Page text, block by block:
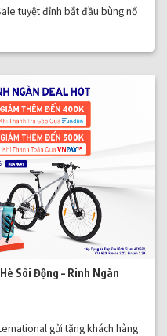
tuyệt đỉnh bắt đầu bùng nổ
Sôi Động – Rinh Ngàn
gửi tặng khách hàng